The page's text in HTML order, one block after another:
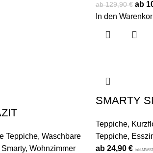
129,90€
In den
Teppiche, Waschbare
Smarty, Wohnzimmer
SMARTY
Teppiche,
Teppiche,
24,90 €